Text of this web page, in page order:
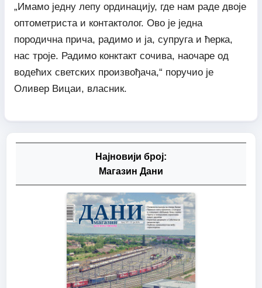
„Имамо једну лепу ординацију, где нам раде двоје
оптометриста и контактолог. Ово је једна
породична прича, радимо и ја, супруга и ћерка,
нас троје. Радимо конктакт сочива, наочаре од
водећих светских произвођача,“ поручио је
Оливер Вицаи, власник.
Најновији број:
Магазин Дани